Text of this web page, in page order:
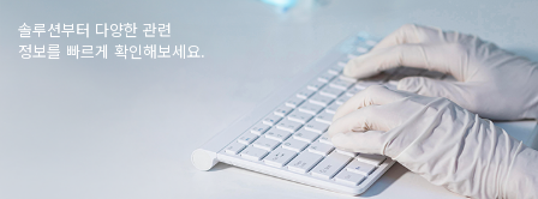
솔루션부터 다양한 관련
정보를 빠르게 확인해보세요.